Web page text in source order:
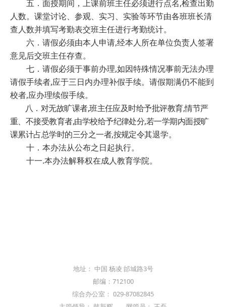
五．面授期间，上课前班主任必须进行点名,检查出勤
人数。课堂讨论、参观、实习、实验等环节由各班班长清
查人数并填写考勤表交班主任进行考勤统计。
六．请假必须由本人申请,经本人所在单位负责人签署
意见后交班主任存查。
七．请假必须于事前办理,如因特殊情况事前无法办理
请假手续者,应于三日内办理补假手续。请假期满仍不能到
校者,应办理续假手续。
八．对无故旷课者,班主任应及时给予批评教育,情节严
重、不接受教育者,由学校给予纪律处分,若一学期内面授旷
课累计占总学时的三分之一者,按规定令其退学。
十．本办法从公布之日起执行。
十一.本办法解释权在成人教育学院。
地址： 中国 杨凌 邰城路3号
邮编：712100
综合办公室： 029-87082845